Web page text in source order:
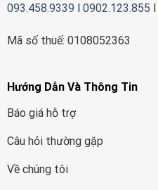
093.458.9339 0902.123.855
Mã số thuế: 0108052363
Hướng Dẫn Và Thông Tin
Báo giá hỗ trợ
Câu hỏi thường gặp
Về chúng tôi